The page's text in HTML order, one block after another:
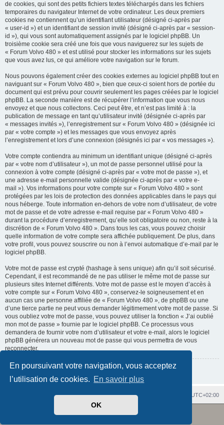
En poursuivant votre navigation, vous acceptez
l’utilisation de cookies. En savoir plus
OK
de cookies, qui sont des petits fichiers textes téléchargés dans les fichiers
temporaires du navigateur Internet de votre ordinateur. Les deux premiers
cookies ne contiennent qu’un identifiant utilisateur (désigné ci-après par
« user-id ») et un identifiant de session invité (désigné ci-après par « session-
id »), qui vous sont automatiquement assignés par le logiciel phpBB. Un
troisième cookie sera créé une fois que vous naviguerez sur les sujets de
« Forum Volvo 480 » et est utilisé pour stocker les informations sur les sujets
que vous avez lus, ce qui améliore votre navigation sur le forum.
Nous pouvons également créer des cookies externes au logiciel phpBB tout en
naviguant sur « Forum Volvo 480 », bien que ceux-ci soient hors de portée du
document qui est prévu pour couvrir seulement les pages créées par le logiciel
phpBB. La seconde manière est de récupérer l’information que vous nous
envoyez et que nous collectons. Ceci peut être, et n’est pas limité à : la
publication de message en tant qu’utilisateur invité (désignée ci-après par
« messages invités »), l’enregistrement sur « Forum Volvo 480 » (désignée ici
par « votre compte ») et les messages que vous envoyez après
l’enregistrement et lors d’une connexion (désignés ici par « vos messages »).
Votre compte contiendra au minimum un identifiant unique (désigné ci-après
par « votre nom d’utilisateur »), un mot de passe personnel utilisé pour la
connexion à votre compte (désigné ci-après par « votre mot de passe »), et
une adresse e-mail personnelle valide (désignée ci-après par « votre e-
mail »). Vos informations pour votre compte sur « Forum Volvo 480 » sont
protégées par les lois de protection des données applicables dans le pays qui
nous héberge. Toute information en-dehors de votre nom d’utilisateur, de votre
mot de passe et de votre adresse e-mail requise par « Forum Volvo 480 »
durant la procédure d’enregistrement, qu’elle soit obligatoire ou non, reste à la
discrétion de « Forum Volvo 480 ». Dans tous les cas, vous pouvez choisir
quelle information de votre compte sera affichée publiquement. De plus, dans
votre profil, vous pouvez souscrire ou non à l’envoi automatique d’e-mail par le
logiciel phpBB.
Votre mot de passe est crypté (hashage à sens unique) afin qu’il soit sécurisé.
Cependant, il est recommandé de ne pas utiliser le même mot de passe sur
plusieurs sites Internet différents. Votre mot de passe est le moyen d’accès à
votre compte sur « Forum Volvo 480 », conservez-le soigneusement et en
aucun cas une personne affiliée de « Forum Volvo 480 », de phpBB ou une
d’une tierce partie ne peut vous demander légitimement votre mot de passe. Si
vous oubliez votre mot de passe, vous pouvez utiliser la fonction « J’ai oublié
mon mot de passe » fournie par le logiciel phpBB. Ce processus vous
demandera de fournir votre nom d’utilisateur et votre e-mail, alors le logiciel
phpBB générera un nouveau mot de passe qui vous permettra de vous
reconnecter.
Retour à la page précédente
Index du forum UTC+02:00
Revolution style by
Développé parphpBB® Forum Software © phpBB Limited